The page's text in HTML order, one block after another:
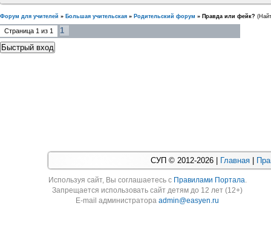
Форум для учителей » Большая учительская » Родительский форум » Правда или фейк?
Страница 1 из 1 1
СУП © 2012-2026 | Главная
Используя cайт, Вы соглашаетесь с Правилами Портала.
Запрещается использовать сайт детям до 12 лет (12+)
E-mail администратораadmin@easyen.ru